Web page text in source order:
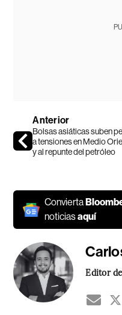
Anterior
Bolsas asiáticas suben
a tensiones en Medio
y al repunte del petróleo
Convierta
noticiasaquí
Editor